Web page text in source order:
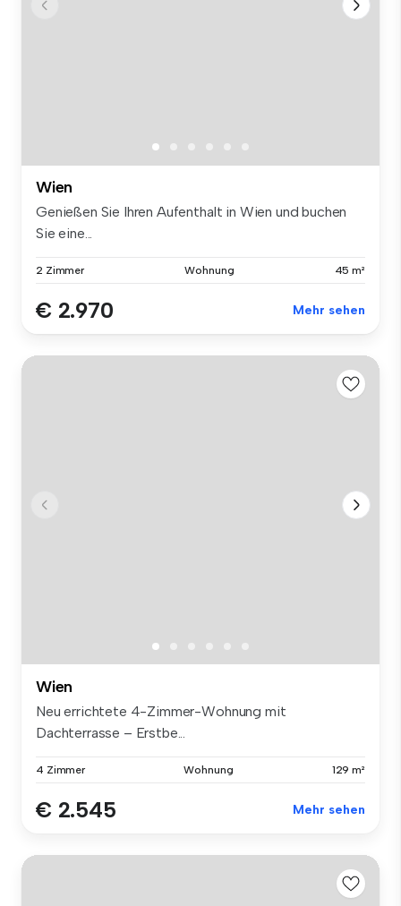
Wien
Genießen Sie Ihren Aufenthalt in Wien und buchen
Sie eine...
2 Zimmer Wohnung 45 m²
€ 2.970 Mehr sehen
Wien
Neu errichtete 4-Zimmer-Wohnung mit
Dachterrasse – Erstbe...
4 Zimmer Wohnung 129 m²
€ 2.545 Mehr sehen